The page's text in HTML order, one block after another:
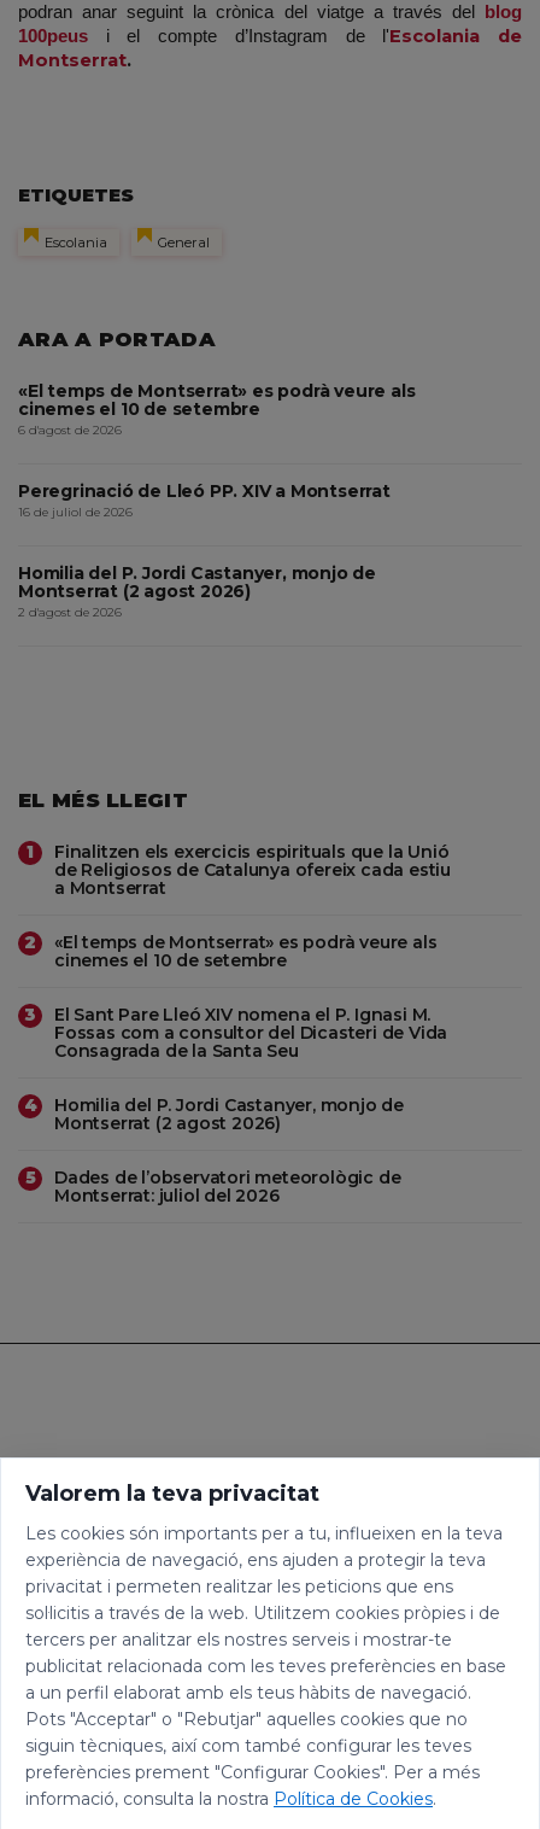
podran anar seguint la crònica del viatge a través del
blog
100peus i el compte d’Instagram de l'Escolania de
Montserrat.
ETIQUETES
Escolania General
ARA A PORTADA
«El temps de Montserrat» es podrà veure als
cinemes el 10 de setembre
6 d'agost de 2026
Peregrinació de Lleó PP. XIV a Montserrat
16 de juliol de 2026
Homilia del P. Jordi Castanyer, monjo de
Montserrat (2 agost 2026)
2 d'agost de 2026
EL MÉS LLEGIT
1
Finalitzen els exercicis espirituals que la Unió
de Religiosos de Catalunya ofereix cada estiu
a Montserrat
2
«El temps de Montserrat» es podrà veure als
cinemes el 10 de setembre
3
El Sant Pare Lleó XIV nomena el P. Ignasi M.
Fossas com a consultor del Dicasteri de Vida
Consagrada de la Santa Seu
4
Homilia del P. Jordi Castanyer, monjo de
Montserrat (2 agost 2026)
5
Dades de l’observatori meteorològic de
Montserrat: juliol del 2026
Valorem la teva privacitat
Les cookies són importants per a tu, influeixen en la teva
experiència de navegació, ens ajuden a protegir la teva
privacitat i permeten realitzar les peticions que ens
sol·licitis a través de la web. Utilitzem cookies pròpies i de
tercers per analitzar els nostres serveis i mostrar-te
publicitat relacionada com les teves preferències en base
a un perfil elaborat amb els teus hàbits de navegació.
Pots "Acceptar" o "Rebutjar" aquelles cookies que no
siguin tècniques, així com també configurar les teves
preferències prement "Configurar Cookies". Per a més
informació, consulta la nostra Política de Cookies.